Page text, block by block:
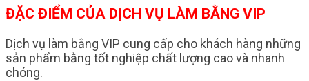
ĐẶC ĐIỂM CỦA DỊCH VỤ LÀM BẰNG VIP
Dịch vụ làm bằng VIP cung cấp cho khách hàng những
sản phẩm bằng tốt nghiệp chất lượng cao và nhanh
chóng.